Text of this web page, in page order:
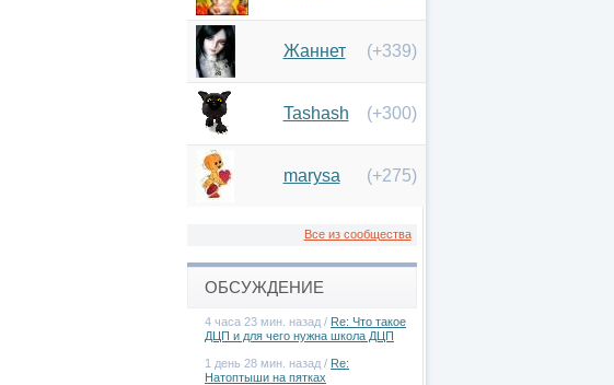
Жаннет (+339)
Tashash (+300)
marysa (+275)
Все из сообщества
ОБСУЖДЕНИЕ
4 часа 23 мин. назад / Re: Что такое
ДЦП и для чего нужна школа ДЦП
1 день 28 мин. назад / Re:
Натоптыши на пятках